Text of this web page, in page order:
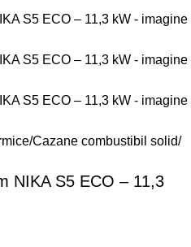
Cazane combustibil solid
NIKA S5 ECO – 11,3